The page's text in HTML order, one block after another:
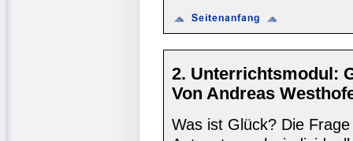
2. Unterrichtsmodul:
Von Andreas
Was ist Glück? Die